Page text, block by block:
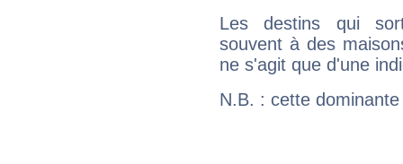
Les destins qui
souvent à des
ne s'agit que d'une
N.B. : cette